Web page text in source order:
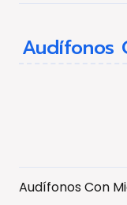
Audífonos
Audífonos Con